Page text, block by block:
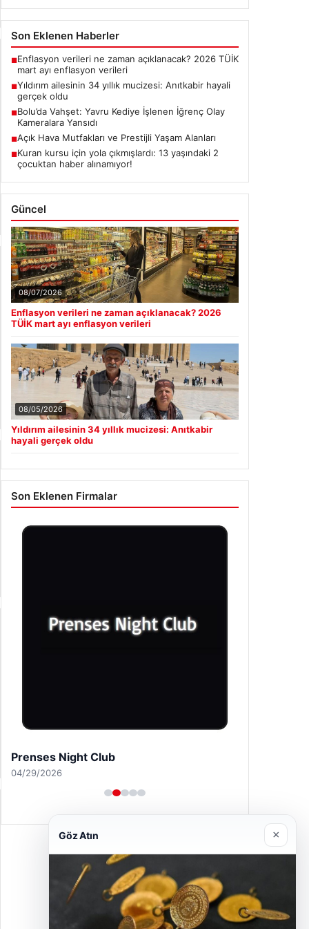
Güncel
08/07/2026
Enflasyon verileri ne zaman açıklanacak? 2026
TÜİK mart ayı enflasyon verileri
08/05/2026
Yıldırım ailesinin 34 yıllık mucizesi: Anıtkabir
hayali gerçek oldu
Son Eklenen Firmalar
Göz Atın ×